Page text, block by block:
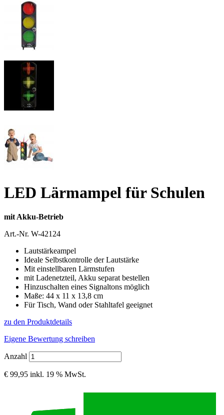
LED Lärmampel für Schulen
mit Akku-Betrieb
Art.-Nr. W-42124
Lautstärkeampel
Ideale Selbstkontrolle der Lautstärke
Mit einstellbaren Lärmstufen
mit Ladenetzteil, Akku separat bestellen
Hinzuschalten eines Signaltons möglich
Maße: 44 x 11 x 13,8 cm
Für Tisch, Wand oder Stahltafel geeignet
zu den Produktdetails
Eigene Bewertung schreiben
Anzahl
€ 99,95 inkl. 19 % MwSt.